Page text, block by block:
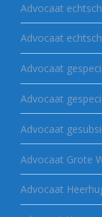
Advocaat
Advocaat
Advocaat
Advocaat
Advocaat
Advocaat Grote
Advocaat